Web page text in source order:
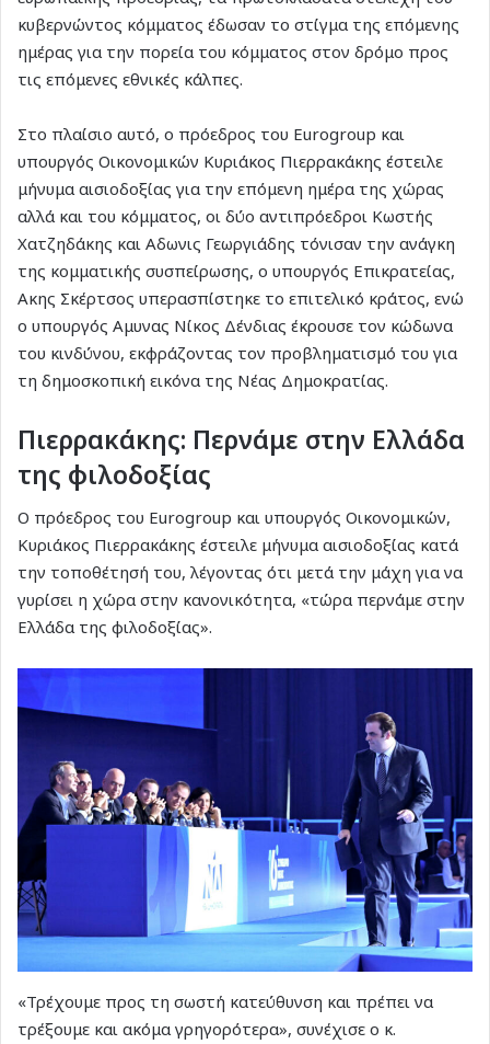
κυβερνώντος κόμματος έδωσαν το στίγμα της επόμενης
ημέρας για την πορεία του κόμματος στον δρόμο προς
τις επόμενες εθνικές κάλπες.
Στο πλαίσιο αυτό, ο πρόεδρος του Eurogroup και
υπουργός Οικονομικών Κυριάκος Πιερρακάκης έστειλε
μήνυμα αισιοδοξίας για την επόμενη ημέρα της χώρας
αλλά και του κόμματος, οι δύο αντιπρόεδροι Κωστής
Χατζηδάκης και Αδωνις Γεωργιάδης τόνισαν την ανάγκη
της κομματικής συσπείρωσης, ο υπουργός Επικρατείας,
Ακης Σκέρτσος υπερασπίστηκε το επιτελικό κράτος, ενώ
ο υπουργός Αμυνας Νίκος Δένδιας έκρουσε τον κώδωνα
του κινδύνου, εκφράζοντας τον προβληματισμό του για
τη δημοσκοπική εικόνα της Νέας Δημοκρατίας.
Πιερρακάκης: Περνάμε στην Ελλάδα
της φιλοδοξίας
Ο πρόεδρος του Εurogroup και υπουργός Οικονομικών,
Κυριάκος Πιερρακάκης έστειλε μήνυμα αισιοδοξίας κατά
την τοποθέτησή του, λέγοντας ότι μετά την μάχη για να
γυρίσει η χώρα στην κανονικότητα, «τώρα περνάμε στην
Ελλάδα της φιλοδοξίας».
«Τρέχουμε προς τη σωστή κατεύθυνση και πρέπει να
τρέξουμε και ακόμα γρηγορότερα», συνέχισε ο κ.